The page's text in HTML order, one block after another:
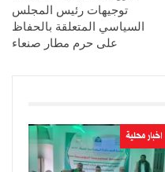
توجيهات رئيس المجلس
السياسي المتعلقة بالحفاظ
على حرم مطار صنعاء
اخبار محلية